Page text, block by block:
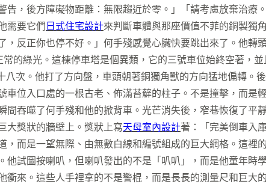
，後方障礙物距離：無限趨近於零。」「請考慮放棄治療
需要它們 日式住宅設計來判斷車體與那座價值不菲的銅製獨
，反正你也停不好。」何手殘感覺心臟快要跳出來了。他轉
常的綠光。這棟停車塔是個異類，它的三號車位始終空著，
次。他打了方向盤，車頭朝著銅獨角獸的方向猛地偏轉。
車位入口處的一根古老、佈滿苔蘚的柱子。不是撞擊，而是
間吞噬了何手殘和他的掀背車。光芒消失後，窄巷恢復了平
大獎狀的牆壁上。獎狀上寫天母室內設計著：「完美倒車入
而是一望無際、由無數白線和編號組成的巨大網格。這裡
試圖按喇叭，但喇叭發出的不是「叭叭」，而是他童年時
來。這些人手裡拿的不是警棍，而是長長的測量尺和巨大